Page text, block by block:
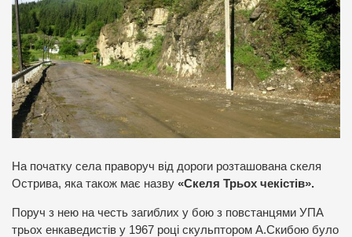
На початку села праворуч від дороги розташована скеля
Острива, яка також має назву «Скеля Трьох чекістів».
Поруч з нею на честь загиблих у бою з повстанцями УПА
трьох енкаведистів у 1967 році скульптором А.Скибою було